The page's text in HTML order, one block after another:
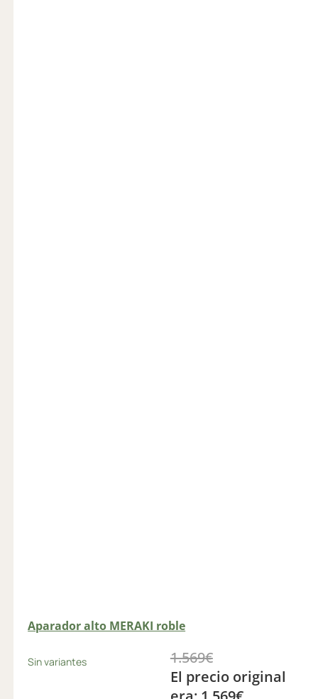
Aparador alto MERAKI roble
Sin variantes 1.569€
El precio original